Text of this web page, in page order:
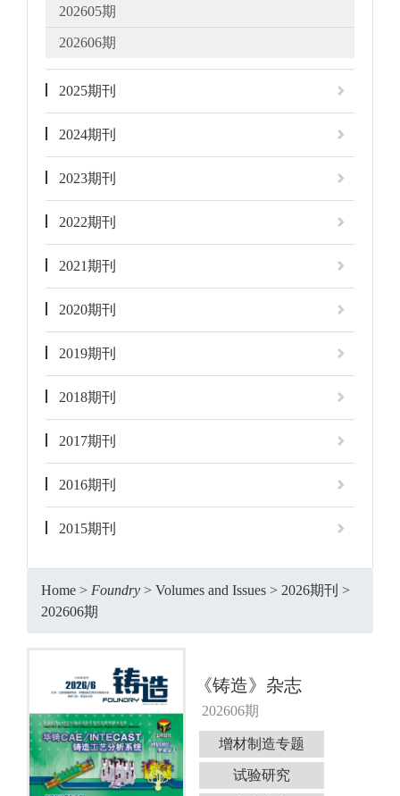
202605期
202606期
2025期刊
2024期刊
2023期刊
2022期刊
2021期刊
2020期刊
2019期刊
2018期刊
2017期刊
2016期刊
2015期刊
Home > Foundry > Volumes and Issues > 2026期刊 >
202606期
《铸造》杂志
202606期
增材制造专题
试验研究